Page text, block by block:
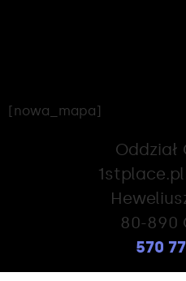
[nowa_mapa]
Oddział
80-890
570